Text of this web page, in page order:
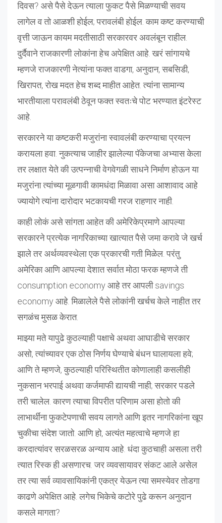
दिवस? असे पैसे देऊन त्याला फुकट पैसे मिळण्याची सवय
लागेल व तो आळशी होईल; परावलंबी होईल. काम कष्ट करण्याची
वृत्ती जाऊन कायम मदतीसाठी सरकारवर अवलंबून राहील.
दुर्दैवाने राजकारणी लोकांना हेच अपेक्षित आहे. खरं सांगायचे
म्हणजे राजकारणी नेत्यांना फक्त वाडगा, अनुदान, सबसिडी,
खिरापत, रोख मदत हेच शब्द माहीत आहेत. त्यांना सामान्य
भारतीयाला परावलंबी ठेवून फक्त स्वतःचे पोट भरण्यात इंटरेस्ट
आहे.
सरकारने या कष्टकरी मजुरांना स्वावलंबी करण्याचा प्रयत्न
करायला हवा. नुकत्याच जाहीर झालेल्या पॅकेजचा अभ्यास केला
तर लक्षात येते की उत्पन्नाची वेगवेगळी साधने निर्माण होऊन या
मजुरांना त्यांच्या मूळगावी कामधंदा मिळावा असा आशावाद आहे
ज्यायोगे त्यांना दारोदार भटकायची गरज राहणार नाही.
काही लोकं असे सांगता आहेत की अमेरिकेप्रमाणे आपल्या
सरकारने प्रत्येक नागरिकाच्या खात्यात पैसे जमा करावे जे खर्च
झाले तर अर्थव्यवस्थेला एक प्रकारची गती मिळेल. परंतु
अमेरिका आणि आपल्या देशात सर्वात मोठा फरक म्हणजे ती
consumption economy आहे तर आपली savings
economy आहे. मिळालेले पैसे लोकांनी खर्चच केले नाहीत तर
सगळंच मुसळ केरात.
माझ्या मते यापुढे कुठल्याही पक्षाचे अथवा आघाडीचे सरकार
असो, त्यांच्यावर एक ठोस निर्णय घेण्याचे बंधन घालायला हवे;
आणि ते म्हणजे, कुठल्याही परिस्थितीत कोणालाही कसलीही
नुकसान भरपाई अथवा कर्जमाफी द्यायची नाही; सरकार पडले
तरी चालेल. कारण त्याचा विपरीत परिणाम असा होतो की
लाभार्थींना फुकटेपणाची सवय लागते आणि इतर नागरिकांना खूप
चुकीचा संदेश जातो. आणि हो, अत्यंत महत्वाचे म्हणजे हा
करदात्यांवर सरळसरळ अन्याय आहे. धंदा कुठचाही असला तरी
त्यात रिस्क ही असणारच. जर व्यवसायावर संकट आले असेल
तर त्या सर्व व्यावसायिकांनी एकत्र येऊन त्या समस्येवर तोडगा
काढणे अपेक्षित आहे. लगेच भिकेचे कटोरे पुढे करून अनुदान
कसले मागता?